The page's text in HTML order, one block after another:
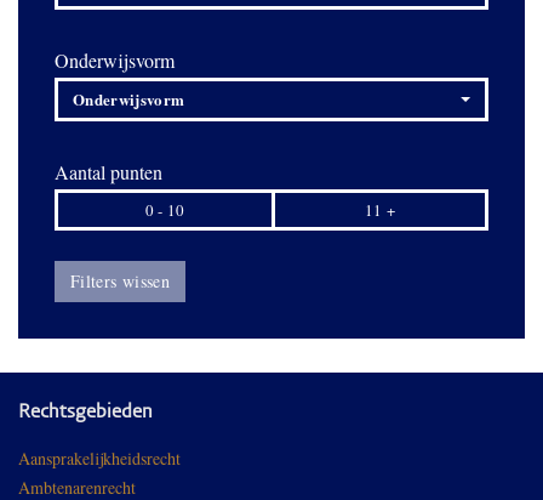
Onderwijsvorm
Onderwijsvorm
Aantal punten
0 - 10 11 +
Filters wissen
Rechtsgebieden
Aansprakelijkheidsrecht
Ambtenarenrecht